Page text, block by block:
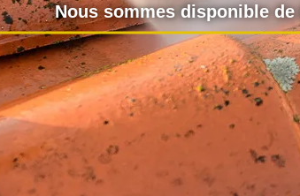
Nous sommes disponible de